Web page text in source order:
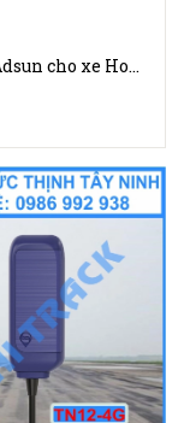
Bài 136 _ Cách lắp định vị Adsun cho xe Honda Civic I-VTEC